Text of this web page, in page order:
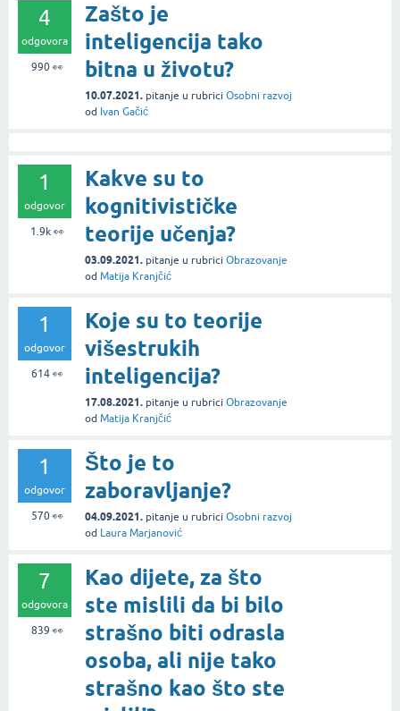
4
odgovora
990👀
Zašto je
inteligencija tako
bitna u životu?
10.07.2021. pitanje u rubrici Osobni razvoj
od Ivan Gačić
1
odgovor
1.9k👀
Kakve su to
kognitivističke
teorije učenja?
03.09.2021. pitanje u rubrici Obrazovanje
od Matija Kranjčić
1
odgovor
614👀
Koje su to teorije
višestrukih
inteligencija?
17.08.2021. pitanje u rubrici Obrazovanje
od Matija Kranjčić
1
odgovor
570👀
Što je to
zaboravljanje?
04.09.2021. pitanje u rubrici Osobni razvoj
od Laura Marjanović
7
odgovora
839 👀
Kao dijete, za što
ste mislili da bi bilo
strašno biti odrasla
osoba, ali nije tako
strašno kao što ste